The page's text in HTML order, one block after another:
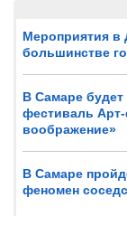
Мероприятия в
большинстве
В Самаре
фестиваль
воображение»
В Самаре
феномен